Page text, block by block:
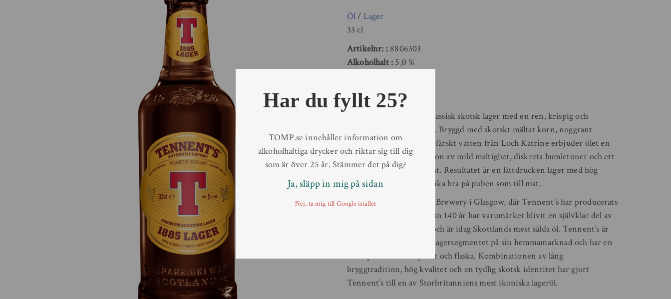
Öl/ Lager
33 cl
Artikelnr:
8806303
Alkoholhalt 5,0 %
Antal/kolli 24
Tennent’s Lager är en klassisk skotsk lager med en ren, krispig och
uppfriskande smakprofil. Bryggd med skotskt mältat korn, noggrant
utvalda humlesorter och färskt vatten från Loch Katrine erbjuder ölet en
välbalanserad kombination av mild maltighet, diskreta humletoner och ett
torrt, uppfriskande avslut. Resultatet är en lättdrucken lager med hög
drinkability som passar lika bra på puben som till mat.
Ölet bryggs på Wellpark Brewery i Glasgow, där Tennent’s har producerats
sedan 1885. Under mer än 140 år har varumärket blivit en självklar del av
den skotska ölkulturen och är idag Skottlands mest sålda öl. Tennent’s är
marknadsledande inom lagersegmentet på sin hemmamarknad och har en
stark position både på fat och flaska. Kombinationen av lång
bryggtradition, hög kvalitet och en tydlig skotsk identitet har gjort
Tennent’s till en av Storbritanniens mest ikoniska lageröl.
Har du fyllt 25?
TOMP.se innehåller information om
alkoholhaltiga drycker och riktar sig till dig
som är över 25 år. Stämmer det på dig?
Ja, släpp in mig på sidan
Nej, ta mig till Google istället